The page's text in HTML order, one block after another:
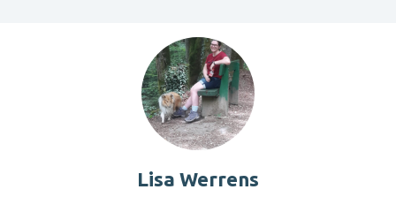
Lisa Werrens